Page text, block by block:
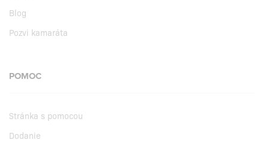
Blog
Pozvi kamaráta
POMOC
Stránka s pomocou
Dodanie